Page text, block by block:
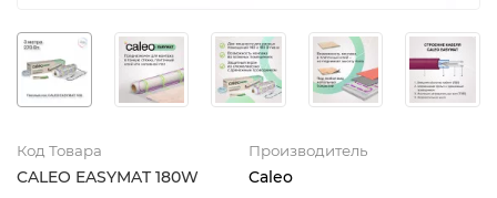
Код Товара
CALEO EASYMAT 180W
Производитель
Caleo